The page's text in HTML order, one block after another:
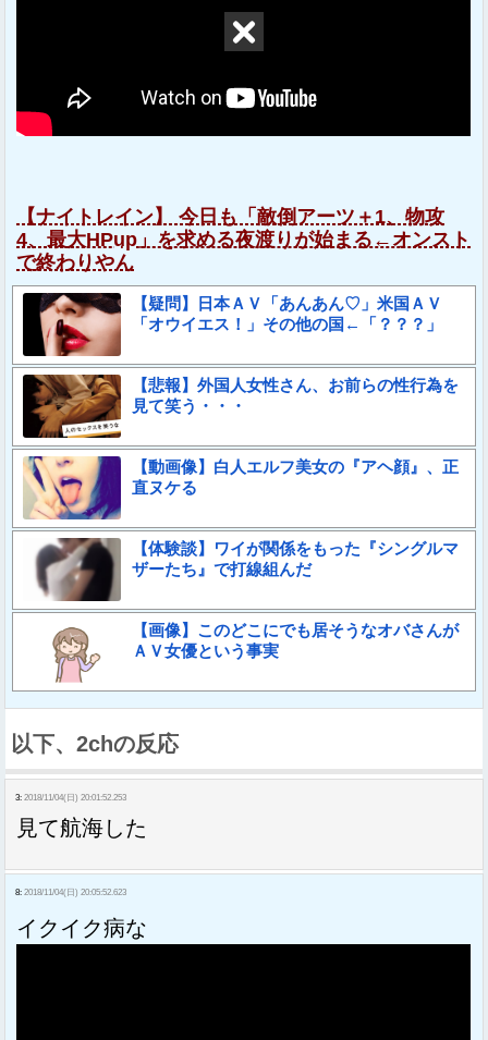
【ナイトレイン】 今日も「敵倒アーツ＋1、物攻
4、最大HPup」を求める夜渡りが始まる←オンスト
で終わりやん
【疑問】日本ＡＶ「あんあん♡」米国ＡＶ
「オウイエス！」その他の国←「？？？」
【悲報】外国人女性さん、お前らの性行為を
見て笑う・・・
【動画像】白人エルフ美女の『アヘ顔』、正
直ヌケる
【体験談】ワイが関係をもった『シングルマ
ザーたち』で打線組んだ
【画像】このどこにでも居そうなオバさんが
ＡＶ女優という事実
以下、2chの反応
3: 2018/11/04(日) 20:01:52.253
見て航海した
8: 2018/11/04(日) 20:05:52.623
イクイク病な